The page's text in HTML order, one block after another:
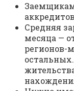
Средняя
месяца —
регионов-